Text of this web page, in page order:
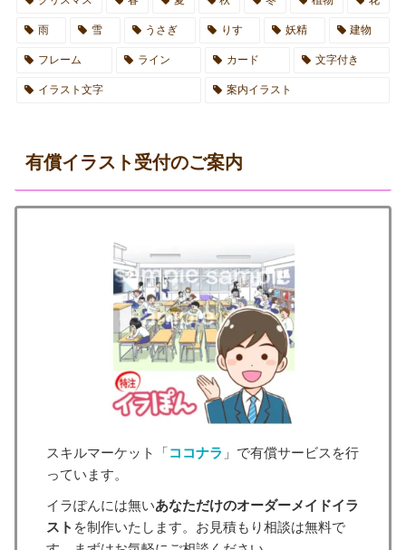
雨 雪 うさぎ りす 妖精 建物
フレーム ライン カード 文字付き
イラスト文字 案内イラスト
有償イラスト受付のご案内
スキルマーケット「ココナラ 」で有償サービスを行
っています。
イラぽんには無いあなただけのオーダーメイドイラ
スト を制作いたします。お見積もり相談は無料で